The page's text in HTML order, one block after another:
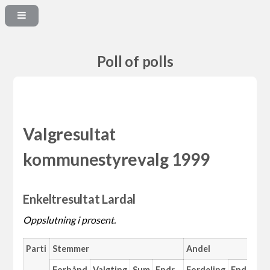
Poll of polls
Valgresultat
kommunestyrevalg 1999
Enkeltresultat Lardal
Oppslutning i prosent.
Parti Stemmer Andel